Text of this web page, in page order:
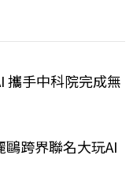
攜手中科院完成無
跨界聯名大玩AI